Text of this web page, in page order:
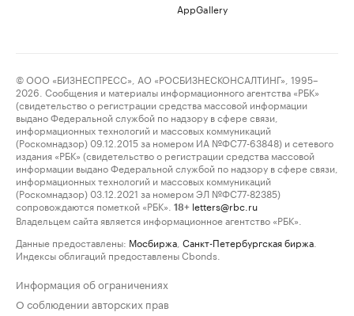
AppGallery
© ООО «БИЗНЕСПРЕСС», АО «РОСБИЗНЕСКОНСАЛТИНГ», 1995–
2026. Сообщения и материалы информационного агентства «РБК»
(свидетельство о регистрации средства массовой информации
выдано Федеральной службой по надзору в сфере связи,
информационных технологий и массовых коммуникаций
(Роскомнадзор) 09.12.2015 за номером ИА №ФС77-63848) и сетевого
издания «РБК» (свидетельство о регистрации средства массовой
информации выдано Федеральной службой по надзору в сфере связи,
информационных технологий и массовых коммуникаций
(Роскомнадзор) 03.12.2021 за номером ЭЛ №ФС77-82385)
сопровождаются пометкой «РБК».
18+ letters@rbc.ru
Владельцем сайта является информационное агентство «РБК».
Данные предоставлены: Мосбиржа Санкт-Петербургская биржа
Индексы облигаций предоставлены Cbonds.
Информация об ограничениях
О соблюдении авторских прав